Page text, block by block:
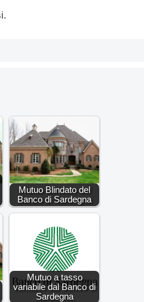
Mutuo Blindato del
Banco di Sardegna
Mutuo a tasso
variabile dal Banco di
Sardegna